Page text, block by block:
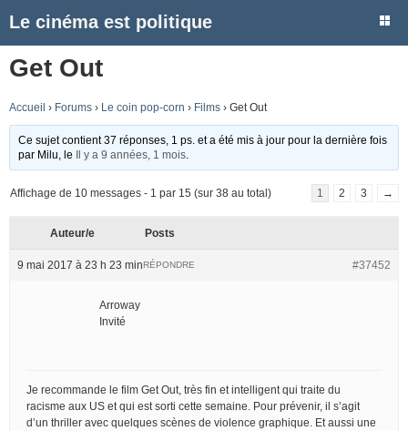
Le cinéma est politique
Get Out
Accueil › Forums › Le coin pop-corn › Films › Get Out
Ce sujet contient 37 réponses, 1 ps. et a été mis à jour pour la dernière fois
par Milu , le Il y a 9 années, 1 mois
Affichage de 10 messages - 1 par 15 (sur 38 au total) 1 2 3 →
Auteur/e Posts
9 mai 2017 à 23 h 23 min #37452
RÉPONDRE
Arroway
Invité
Je recommande le film Get Out, très fin et intelligent qui traite du
racisme aux US et qui est sorti cette semaine. Pour prévenir, il s’agit
d’un thriller avec quelques scènes de violence graphique. Et aussi une